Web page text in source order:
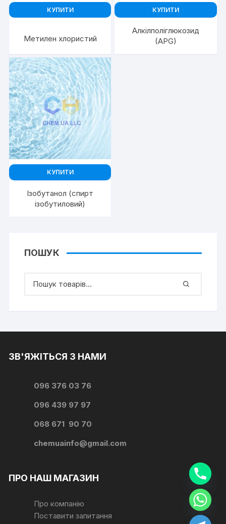
КУПИТИ
Метилен хлористий
КУПИТИ
Алкілполіглюкозид
(APG)
КУПИТИ
Ізобутанол (спирт
ізобутиловий)
ПОШУК
ЗВ'ЯЖІТЬСЯ З НАМИ
096 376 03 76
096 439 97 97
068 671 90 70
chemuainfo@gmail.com
ПРО НАШ МАГАЗИН
Про компанію
Поставити запитання
a
t
y